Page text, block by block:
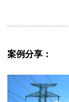
案例分享：